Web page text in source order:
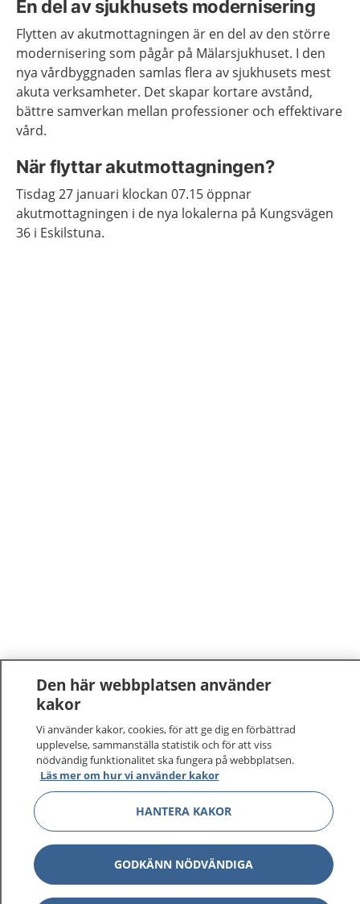
En del av sjukhusets modernisering
Flytten av akutmottagningen är en del av den större
modernisering som pågår på Mälarsjukhuset. I den
nya vårdbyggnaden samlas flera av sjukhusets mest
akuta verksamheter. Det skapar kortare avstånd,
bättre samverkan mellan professioner och effektivare
vård.
När flyttar akutmottagningen?
Tisdag 27 januari klockan 07.15 öppnar
akutmottagningen i de nya lokalerna på Kungsvägen
36 i Eskilstuna.
1177 – tryggt om din hälsa och vård
På 1177.se får du råd om hälsa och information om
sjukdomar och vilka mottagningar du kan kontakta.
Logga in för att läsa din journal och göra dina
vårdärenden. Ring telefonnummer 1177 för
sjukvårdsrådgivning dygnet runt.
1177 ger dig råd när du vill må bättre.
Den här webbplatsen använder
kakor
Vi använder kakor, cookies, för att ge dig en förbättrad
upplevelse, sammanställa statistik och för att viss
nödvändig funktionalitet ska fungera på webbplatsen.
Läs mer om hur vi använder kakor
HANTERA KAKOR
GODKÄNN NÖDVÄNDIGA